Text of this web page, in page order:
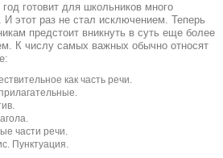
готовит для школьников много
И этот раз не стал исключением. Теперь
предстоит вникнуть в суть еще более
К числу самых важных обычно относят
как часть речи.
части речи.
Пунктуация.